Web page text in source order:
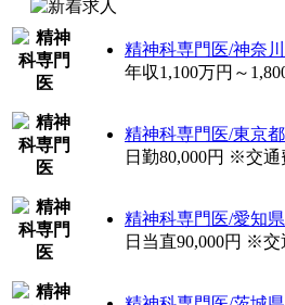
精神科専門医/神奈
年収1,100万円～
精神科専門医/東京都
日勤80,000円 ※交
精神科専門医/愛知県
日当直90,000円 ※